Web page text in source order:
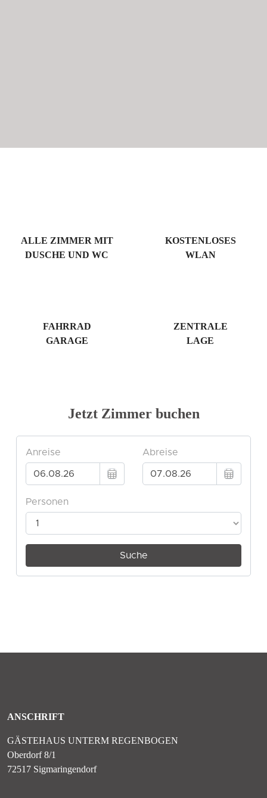
ALLE ZIMMER MIT
DUSCHE UND WC
KOSTENLOSES
WLAN
FAHRRAD
GARAGE
ZENTRALE
LAGE
Jetzt Zimmer buchen
ANSCHRIFT
GÄSTEHAUS UNTERM REGENBOGEN
Oberdorf 8/1
72517 Sigmaringendorf